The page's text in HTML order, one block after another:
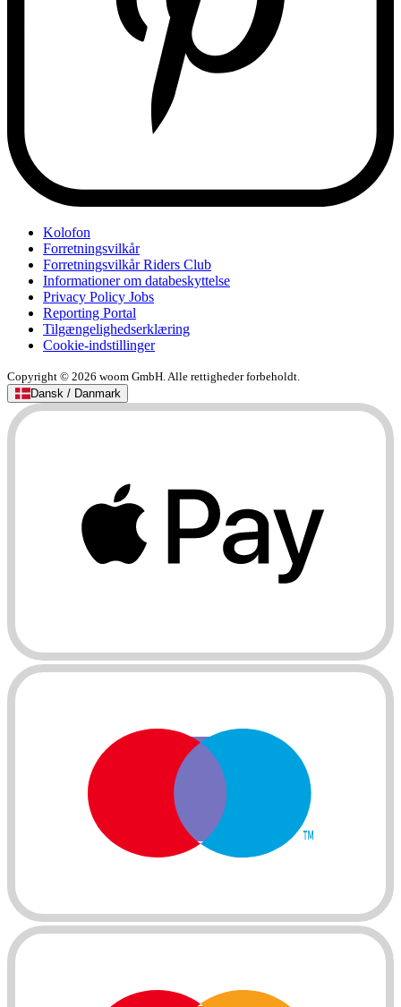
Kolofon
Forretningsvilkår
Forretningsvilkår Riders Club
Informationer om databeskyttelse
Privacy Policy Jobs
Reporting Portal
Tilgængelighedserklæring
Cookie-indstillinger
Copyright © 2026 woom GmbH. Alle rettigheder forbeholdt.
Dansk / Danmark